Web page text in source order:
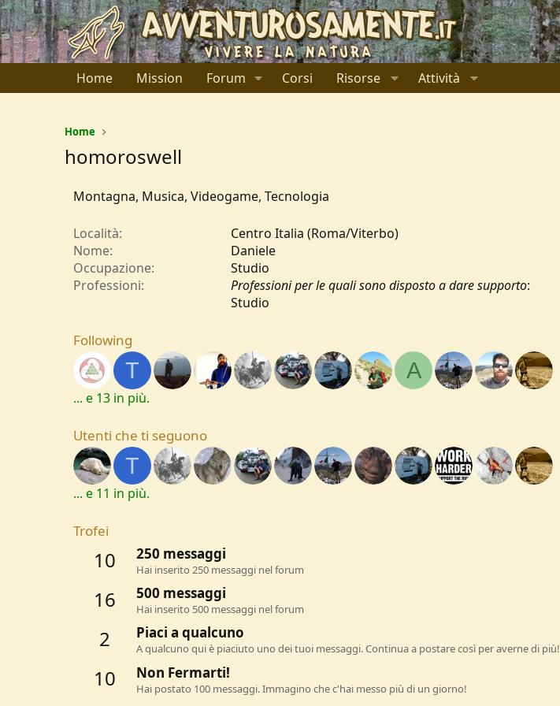
Home Mission Forum Corsi Risorse Attività
Home
homoroswell
Montagna, Musica, Videogame, Tecnologia
Località
Centro Italia (Roma/Viterbo)
Nome
Daniele
Occupazione
Studio
Professioni
Professioni per le quali sono disposto a dare supporto:
Studio
Following
T A
... e 13 in più.
Utenti che ti seguono
T
... e 11 in più.
Trofei
10 250 messaggi
Hai inserito 250 messaggi nel forum
16 500 messaggi
Hai inserito 500 messaggi nel forum
2 Piaci a qualcuno
A qualcuno qui è piaciuto uno dei tuoi messaggi. Continua a postare così per averne di più!
10 Non Fermarti!
Hai postato 100 messaggi. Immagino che c'hai messo più di un giorno!